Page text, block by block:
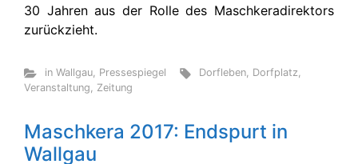
30 Jahren aus der Rolle des Maschkeradirektors
zurückzieht.
in Wallgau, Pressespiegel Dorfleben, Dorfplatz,
Veranstaltung, Zeitung
Maschkera 2017: Endspurt in
Wallgau